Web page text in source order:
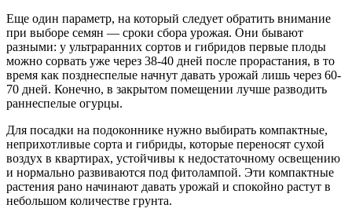
Еще один параметр, на который следует обратить внимание
при выборе семян — сроки сбора урожая. Они бывают
разными: у ультраранних сортов и гибридов первые плоды
можно сорвать уже через 38-40 дней после прорастания, в то
время как позднеспелые начнут давать урожай лишь через 60-
70 дней. Конечно, в закрытом помещении лучше разводить
раннеспелые огурцы.
Для посадки на подоконнике нужно выбирать компактные,
неприхотливые сорта и гибриды, которые переносят сухой
воздух в квартирах, устойчивы к недостаточному освещению
и нормально развиваются под фитолампой. Эти компактные
растения рано начинают давать урожай и спокойно растут в
небольшом количестве грунта.